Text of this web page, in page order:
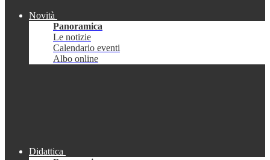
Novità
Panoramica
Le notizie
Calendario eventi
Albo online
Didattica